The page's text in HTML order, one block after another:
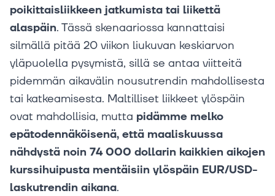
poikittaisliikkeen jatkumista tai liikettä
alaspäin. Tässä skenaariossa kannattaisi
silmällä pitää 20 viikon liukuvan keskiarvon
yläpuolella pysymistä, sillä se antaa viitteitä
pidemmän aikavälin nousutrendin mahdollisesta
tai katkeamisesta. Maltilliset liikkeet ylöspäin
ovat mahdollisia, mutta pidämme melko
epätodennäköisenä, että maaliskuussa
nähdystä noin 74 000 dollarin kaikkien aikojen
kurssihuipusta mentäisiin ylöspäin EUR/USD-
laskutrendin aikana.